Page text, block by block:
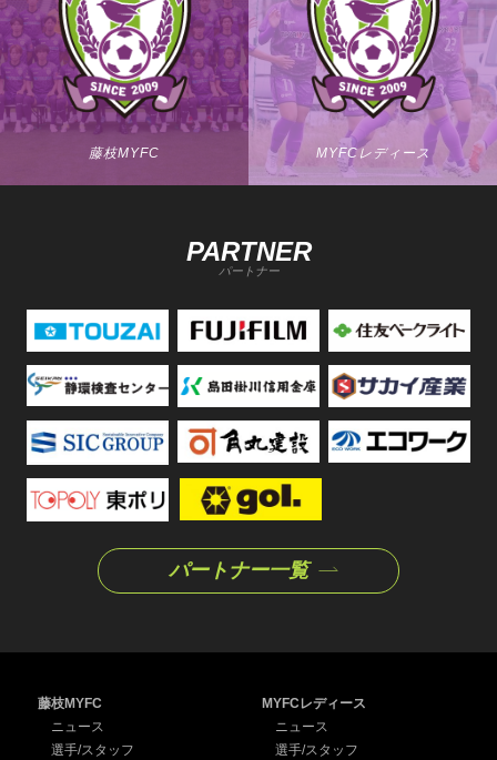
藤枝MYFC MYFCレディース
PARTNER
パートナー
パートナー一覧
藤枝MYFC
ニュース
選手/スタッフ
MYFCレディース
ニュース
選手/スタッフ